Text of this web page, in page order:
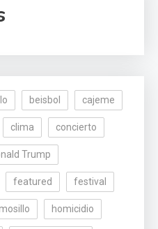
beisbol cajeme
clima concierto
Trump
featured festival
homicidio